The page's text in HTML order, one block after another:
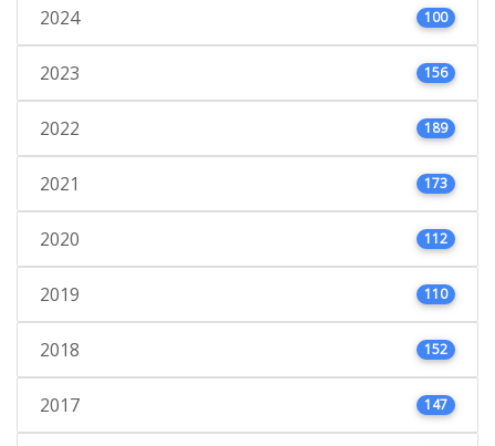
2024 100
2023 156
2022 189
2021 173
2020 112
2019 110
2018 152
2017 147